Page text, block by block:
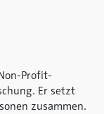
Profit-
Er setzt
zusammen.